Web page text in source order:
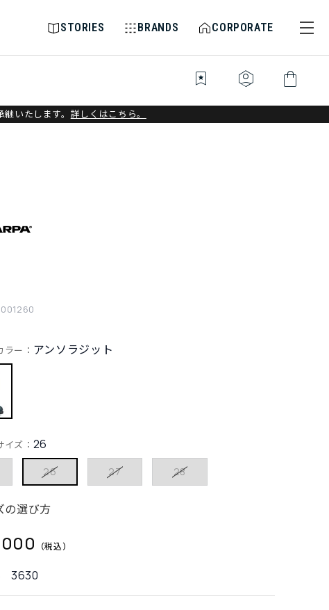
STORIES BRANDS CORPORATE
bookmark_star identity_platform shopping_bag
いたします。 詳しくはこちら。
3630
ー： アンソラジット
ズ： 26
26 27 28
の選び方